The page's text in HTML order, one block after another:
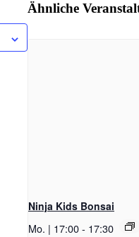
Ähnliche
Ninja Kids Bonsai
Mo. | 17:00- 17:30